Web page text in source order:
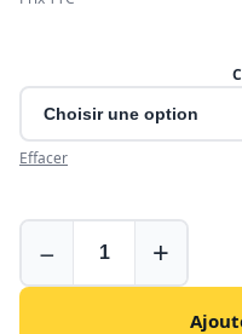
Effacer
pour
véhicule
− +